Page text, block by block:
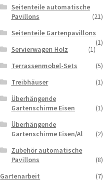
Seitenteile automatische
Pavillons
(21)
Seitenteile Gartenpavillons
(1)
Servierwagen Holz
(1)
Terrassenmobel-Sets
(5)
Treibhäuser
(1)
Überhängende
Gartenschirme Eisen
(1)
Überhängende
Gartenschirme Eisen/Al
(2)
Zubehör automatische
Pavillons
(8)
Gartenarbeit
(7)